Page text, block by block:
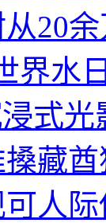
20
界水
式
藏
人